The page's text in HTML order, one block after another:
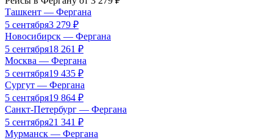
Ташкент — Фергана
5 сентября3 279 ₽
Новосибирск — Фергана
5 сентября18 261 ₽
Москва — Фергана
5 сентября19 435 ₽
Сургут — Фергана
5 сентября19 864 ₽
Санкт-Петербург — Фергана
5 сентября21 341 ₽
Мурманск — Фергана